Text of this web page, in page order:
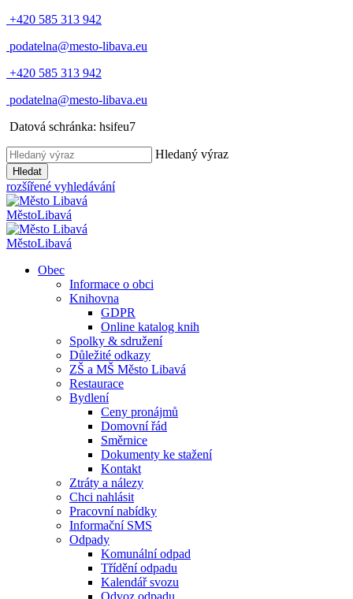
+420 585 313 942
podatelna@mesto-libava.eu
+420 585 313 942
podatelna@mesto-libava.eu
Datová schránka: hsifeu7
Hledaný výraz
Hledat
rozšířené vyhledávání
MěstoLibavá
MěstoLibavá
Obec
Informace o obci
Knihovna
GDPR
Online katalog knih
Spolky & sdružení
Důležité odkazy
ZŠ a MŠ Město Libavá
Restaurace
Bydlení
Ceny pronájmů
Domovní řád
Směrnice
Dokumenty ke stažení
Kontakt
Ztráty a nálezy
Chci nahlásit
Pracovní nabídky
Informační SMS
Odpady
Komunální odpad
Třídění odpadu
Kalendář svozu
Odvoz odpadu